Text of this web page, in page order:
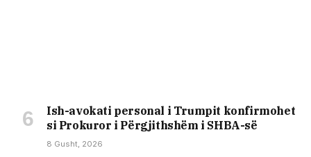
Ish-avokati personal i Trumpit konfirmohet
si Prokuror i Përgjithshëm i SHBA-së
8 Gusht, 2026